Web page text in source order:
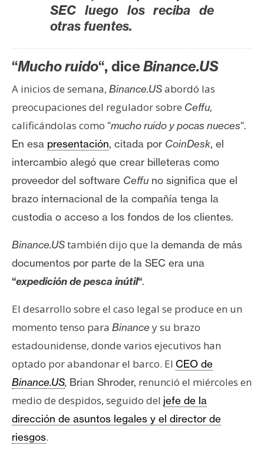
SEC luego los reciba de
otras fuentes.
“Mucho ruido“, diceBinance.US
A inicios de semana, Binance.USabordó las
preocupaciones del regulador sobre Ceffu,
calificándolas como “mucho ruido y pocas nueces“.
En esa presentación, citada por CoinDesk, el
intercambio alegó que crear billeteras como
proveedor del software Ceffuno significa que el
brazo internacional de la compañía tenga la
custodia o acceso a los fondos de los clientes.
Binance.UStambién dijo que la demanda de más
documentos por parte de la SEC era una
“expedición de pesca inútil“.
El desarrollo sobre el caso legal se produce en un
momento tenso para Binance y su brazo
estadounidense, donde varios ejecutivos han
optado por abandonar el barco. El CEO de
Binance.US, Brian Shroder, renunció el miércoles en
medio de despidos, seguido del jefe de la
dirección de asuntos legales y el director de
riesgos.